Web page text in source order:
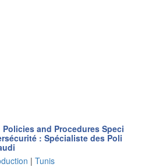
and Procedures Speci
: Spécialiste des Poli
| Tunis